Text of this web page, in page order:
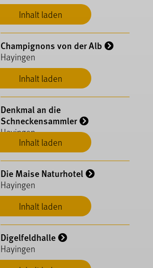
Inhalt laden
Inhalt laden
Champignons von der Alb
Hayingen
Inhalt laden
Denkmal an die
Schneckensammler
Hayingen
Inhalt laden
Die Maise Naturhotel
Hayingen
Digelfeldhalle
Hayingen